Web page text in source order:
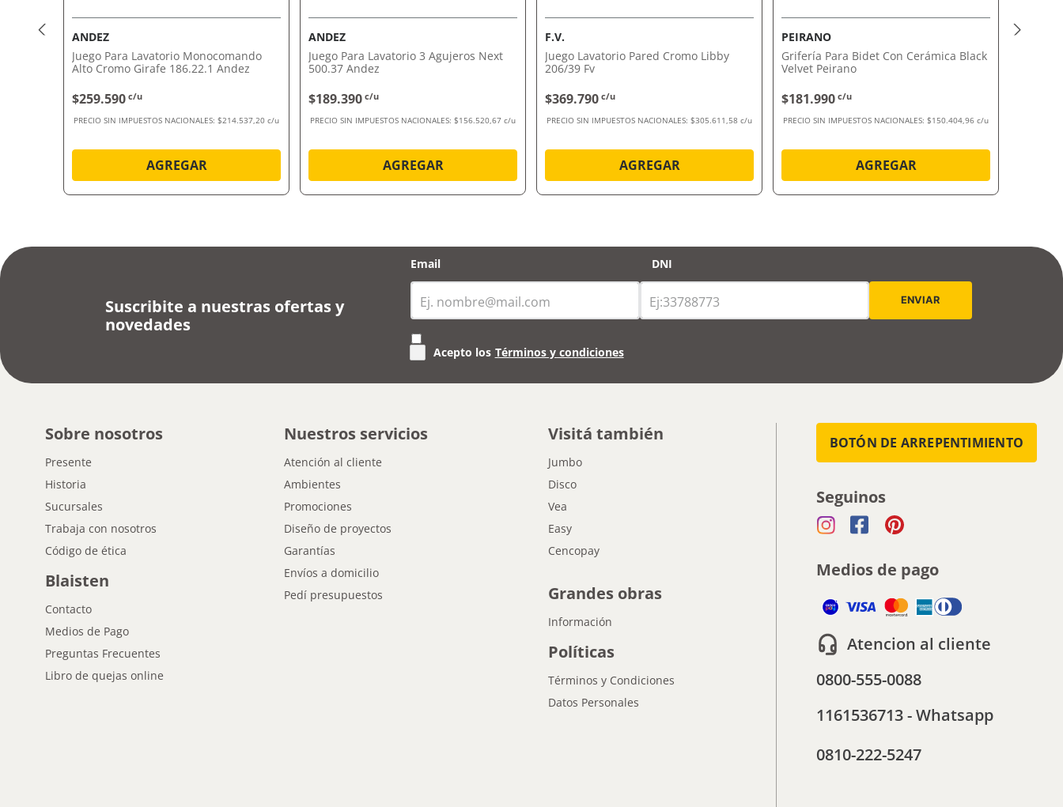
ANDEZ
Juego Para Lavatorio Monocomando
Alto Cromo Girafe 186.22.1 Andez
$259.590 c/u
PRECIO SIN IMPUESTOS NACIONALES: $214.537,20 c/u
AGREGAR
ANDEZ
Juego Para Lavatorio 3 Agujeros Next
500.37 Andez
$189.390 c/u
PRECIO SIN IMPUESTOS NACIONALES: $156.520,67 c/u
AGREGAR
F.V.
Juego Lavatorio Pared Cromo Libby
206/39 Fv
$369.790 c/u
PRECIO SIN IMPUESTOS NACIONALES: $305.611,58 c/u
AGREGAR
PEIRANO
Grifería Para Bidet Con Cerámica Black
Velvet Peirano
$181.990 c/u
PRECIO SIN IMPUESTOS NACIONALES: $150.404,96 c/u
AGREGAR
Suscribite a nuestras ofertas y
novedades
Email DNI
Acepto los Términos y condiciones
Sobre nosotros
Presente
Historia
Sucursales
Trabaja con nosotros
Código de ética
Blaisten
Contacto
Medios de Pago
Preguntas Frecuentes
Libro de quejas online
Nuestros servicios
Atención al cliente
Ambientes
Promociones
Diseño de proyectos
Garantías
Envíos a domicilio
Pedí presupuestos
Visitá también
Jumbo
Disco
Vea
Easy
Cencopay
Grandes obras
Información
Políticas
Términos y Condiciones
Datos Personales
BOTÓN DE ARREPENTIMIENTO
Seguinos
Medios de pago
Atencion al cliente
0800-555-0088
1161536713 - Whatsapp
0810-222-5247